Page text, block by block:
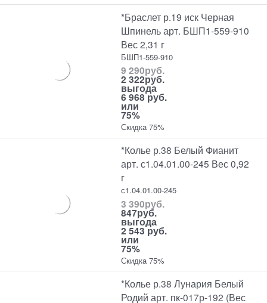
*Браслет р.19 иск Черная
Шпинель арт. БШП1-559-910
Вес 2,31 г
БШП1-559-910
9 290руб.
2 322руб.
выгода
6 968 руб.
или
75%
Скидка 75%
*Колье р.38 Белый Фианит
арт. с1.04.01.00-245 Вес 0,92
г
с1.04.01.00-245
3 390руб.
847руб.
выгода
2 543 руб.
или
75%
Скидка 75%
*Колье р.38 Лунария Белый
Родий арт. пк-017р-192 (Вес